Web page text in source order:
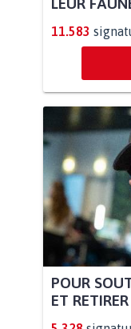
11.583
POUR
ET